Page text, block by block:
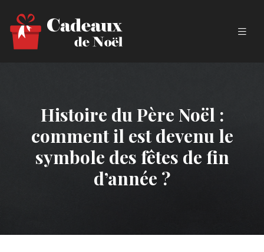
Histoire du Père Noël :
comment il est devenu le
symbole des fêtes de fin
d’année ?